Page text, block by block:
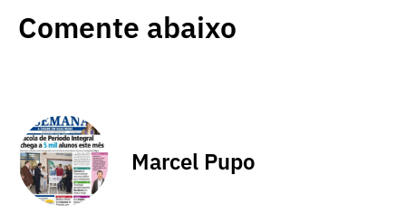
Comente abaixo
Marcel Pupo